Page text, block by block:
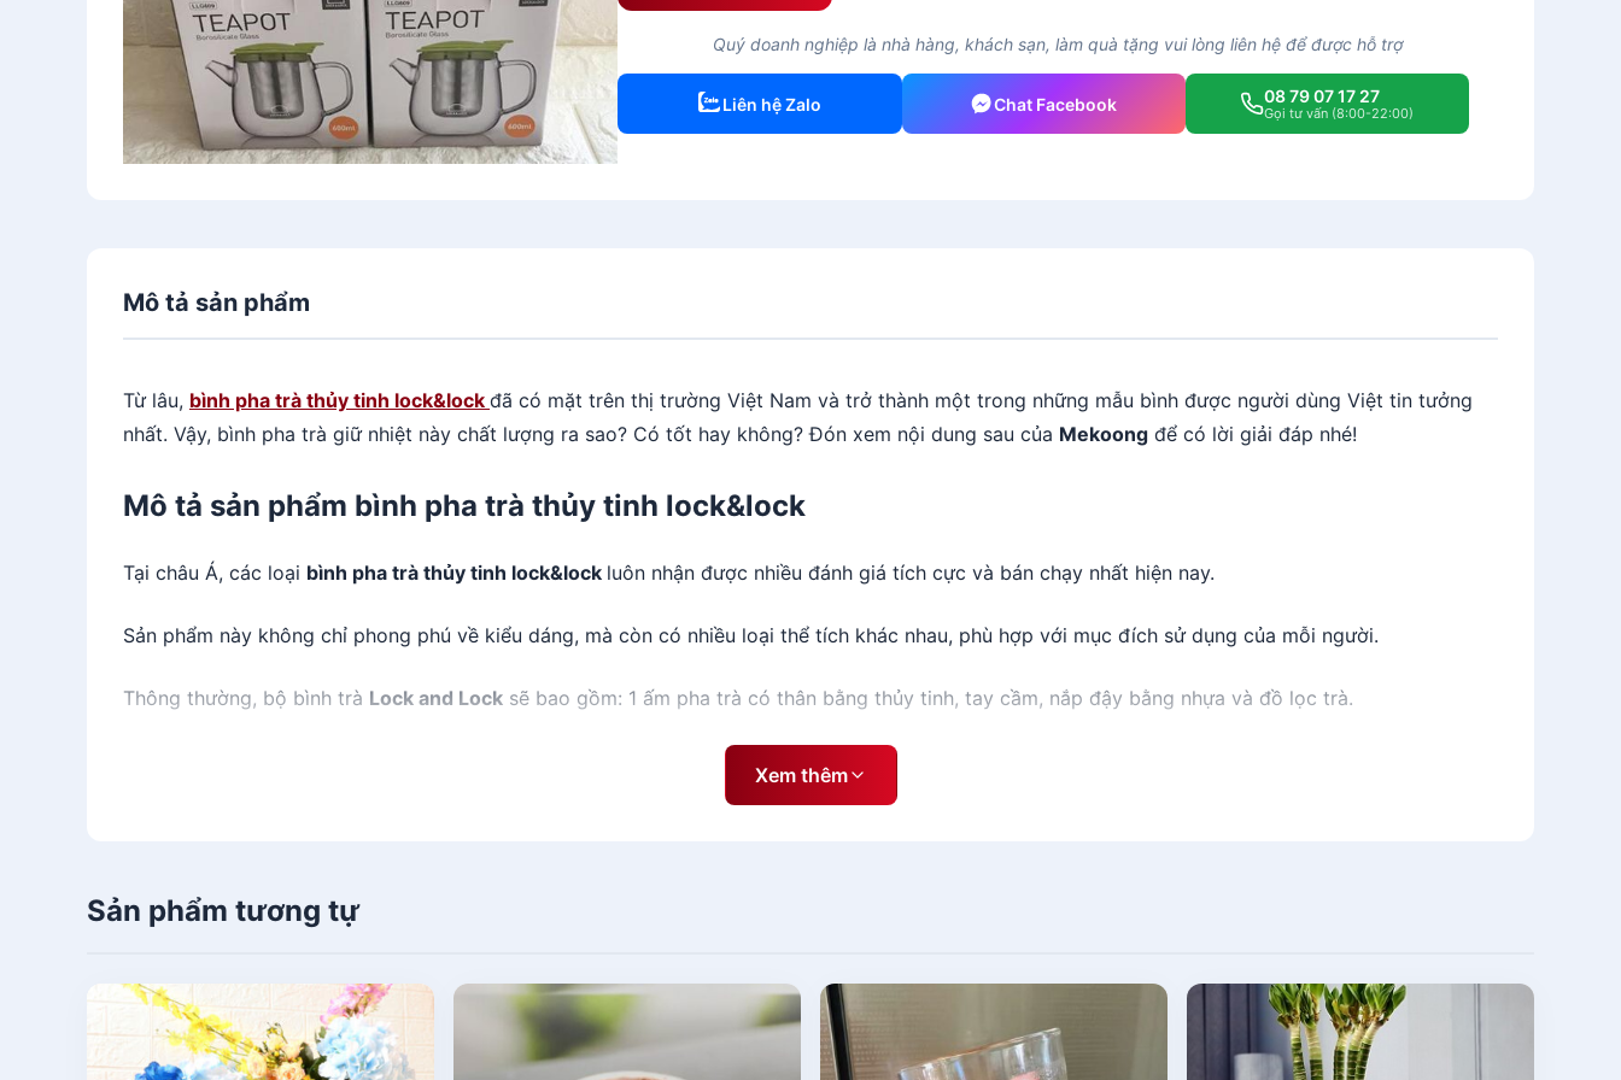
Quý doanh nghiệp là nhà hàng, khách sạn, làm quà tặng vui lòng liên hệ để được hỗ trợ
Liên hệ Zalo Chat Facebook 08 79 07 17 27
Gọi tư vấn (8:00-22:00)
Mô tả sản phẩm
Từ lâu, bình pha trà thủy tinh lock&lock đã có mặt trên thị trường Việt Nam và trở thành một trong những mẫu bình được người dùng Việt tin tưởng
nhất. Vậy, bình pha trà giữ nhiệt này chất lượng ra sao? Có tốt hay không? Đón xem nội dung sau của Mekoong để có lời giải đáp nhé!
Mô tả sản phẩm bình pha trà thủy tinh lock&lock
Tại châu Á, các loại bình pha trà thủy tinh lock&lock luôn nhận được nhiều đánh giá tích cực và bán chạy nhất hiện nay.
Sản phẩm này không chỉ phong phú về kiểu dáng, mà còn có nhiều loại thể tích khác nhau, phù hợp với mục đích sử dụng của mỗi người.
Thông thường, bộ bình trà Lock and Lock sẽ bao gồm: 1 ấm pha trà có thân bằng thủy tinh, tay cầm, nắp đậy bằng nhựa và đồ lọc trà.
Phần lõi lọc của
​Do được làm từ vật liệu thủy tinh chịu nhiệt, nên bình sẽ giữ được mùi vị nồng đậm của trà cũng như ủ ấm trà mọi lúc mọi nơi.
Với lõi lọc sạch và thông minh, bình trà sẽ đảm bảo an toàn cho sức khoẻ. Thêm vào đó là phần tay cầm giúp rót trà tiện lợi, không bị
nóng hay bỏng tay.
Xem thêm
Sản phẩm tương tự